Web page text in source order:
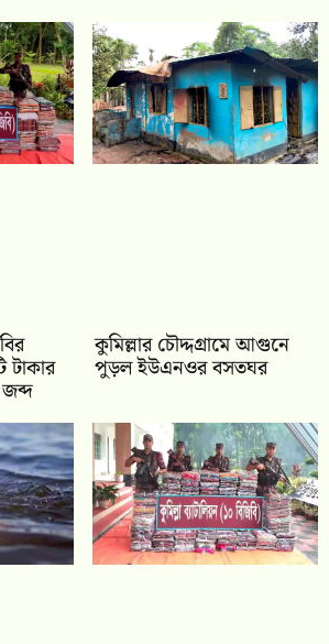
জব্দ
কুমিল্লার চৌদ্দগ্রামে আগুনে
পুড়ল ইউএনওর বসতঘর